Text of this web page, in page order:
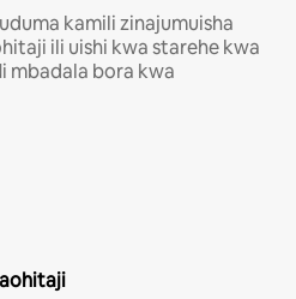
kamili zinajumuisha
ili uishi kwa starehe kwa
mbadala bora kwa